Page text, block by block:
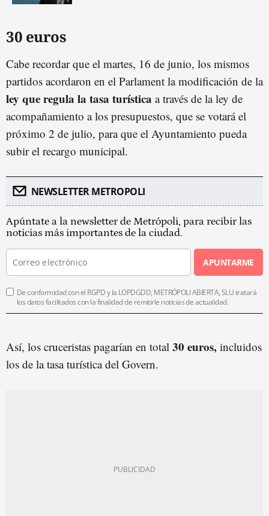
30 euros
Cabe recordar que el martes, 16 de junio, los mismos
partidos acordaron en el Parlament la modificación de la
ley que regula la tasa turística a través de la ley de
acompañamiento a los presupuestos, que se votará el
próximo 2 de julio, para que el Ayuntamiento pueda
subir el recargo municipal.
NEWSLETTER METROPOLI
Apúntate a la newsletter de Metrópoli, para recibir las
noticias más importantes de la ciudad.
APUNTARME
De conformidad con el RGPD y la LOPDGDD, METRÓPOLI ABIERTA, SLU tratará
los datos facilitados con la finalidad de remitirle noticias de actualidad.
Así, los cruceristas pagarían en total 30 euros, incluidos
los de la tasa turística del Govern.